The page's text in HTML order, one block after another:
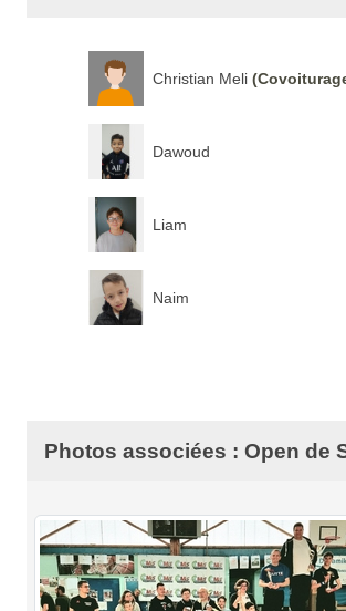
Christian Meli
Dawoud
Liam
Naim
Photos associées : Open de